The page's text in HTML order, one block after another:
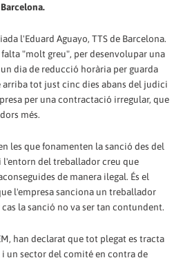
l'Eduard Aguayo, TTS de Barcelona.
"molt greu", per desenvolupar una
dia de reducció horària per guarda
arriba tot just cinc dies abans del judici
per una contractació irregular, que
més.
les que fonamenten la sanció des del
l'entorn del treballador creu que
de manera ilegal. És el
l'empresa sanciona un treballador
la sanció no va ser tan contundent.
han declarat que tot plegat es tracta
i un sector del comité en contra de